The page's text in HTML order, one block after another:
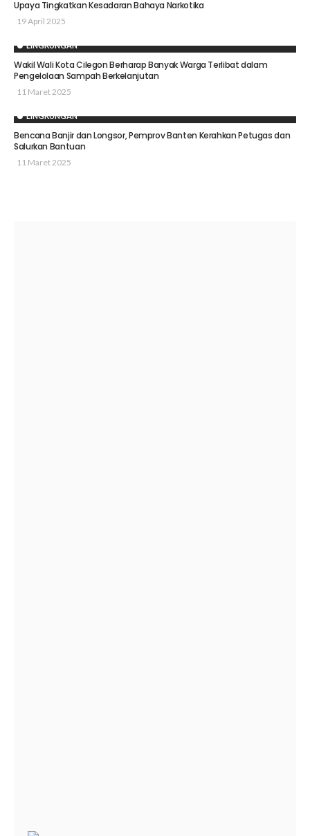
Upaya Tingkatkan Kesadaran Bahaya Narkotika
19 April 2025
LINGKUNGAN
Wakil Wali Kota Cilegon Berharap Banyak Warga Terlibat dalam
Pengelolaan Sampah Berkelanjutan
11 Maret 2025
LINGKUNGAN
Bencana Banjir dan Longsor, Pemprov Banten Kerahkan Petugas dan
Salurkan Bantuan
11 Maret 2025